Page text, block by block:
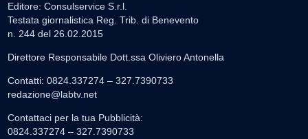
Editore: Consulservice S.r.l.
Testata giornalistica Reg. Trib. di Benevento
n. 244 del 26.02.2015
Direttore Responsabile Dott.ssa Oliviero Antonella
Contatti: 0824.337274 – 327.7390733
redazione@labtv.net
Contattaci per la tua Pubblicità:
0824.337274 – 327.7390733